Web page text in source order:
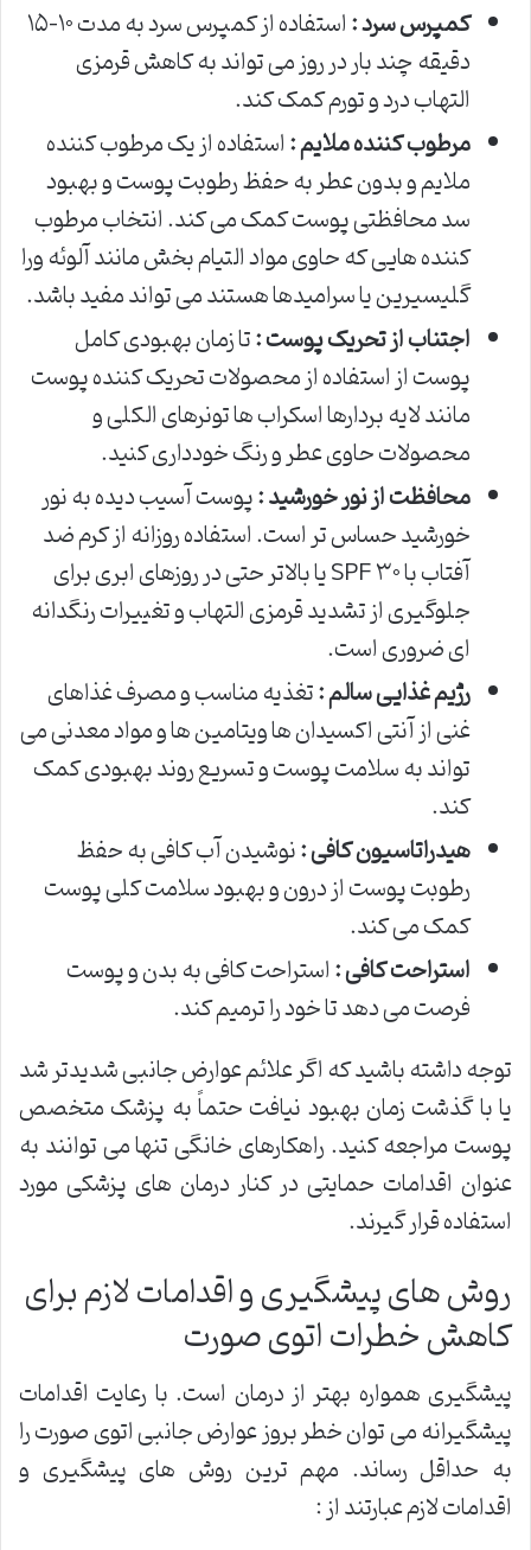
کمپرس سرد :
استفاده از کمپرس سرد به مدت ۱۰-۱۵
دقیقه چند بار در روز می تواند به کاهش قرمزی
التهاب درد و تورم کمک کند.
مرطوب کننده ملایم :استفاده از یک مرطوب کننده
ملایم و بدون عطر به حفظ رطوبت پوست و بهبود
سد محافظتی پوست کمک می کند. انتخاب مرطوب
کننده هایی که حاوی مواد التیام بخش مانند آلوئه ورا
گلیسیرین یا سرامیدها هستند می تواند مفید باشد.
اجتناب از تحریک پوست :تا زمان بهبودی کامل
پوست از استفاده از محصولات تحریک کننده پوست
مانند لایه بردارها اسکراب ها تونرهای الکلی و
محصولات حاوی عطر و رنگ خودداری کنید.
محافظت از نور خورشید :پوست آسیب دیده به نور
خورشید حساس تر است. استفاده روزانه از کرم ضد
آفتاب با SPF ۳۰ یا بالاتر حتی در روزهای ابری برای
جلوگیری از تشدید قرمزی التهاب و تغییرات رنگدانه
ای ضروری است.
رژیم غذایی سالم :تغذیه مناسب و مصرف غذاهای
غنی از آنتی اکسیدان ها ویتامین ها و مواد معدنی می
تواند به سلامت پوست و تسریع روند بهبودی کمک
کند.
هیدراتاسیون کافی :نوشیدن آب کافی به حفظ
رطوبت پوست از درون و بهبود سلامت کلی پوست
کمک می کند.
استراحت کافی :استراحت کافی به بدن و پوست
فرصت می دهد تا خود را ترمیم کند.
توجه داشته باشید که اگر علائم عوارض جانبی شدیدتر شد
یا با گذشت زمان بهبود نیافت حتماً به پزشک متخصص
پوست مراجعه کنید. راهکارهای خانگی تنها می توانند به
عنوان اقدامات حمایتی در کنار درمان های پزشکی مورد
استفاده قرار گیرند.
روش های پیشگیری و اقدامات لازم برای
کاهش خطرات اتوی صورت
پیشگیری همواره بهتر از درمان است. با رعایت اقدامات
پیشگیرانه می توان خطر بروز عوارض جانبی اتوی صورت را
به حداقل رساند. مهم ترین روش های پیشگیری و
اقدامات لازم عبارتند از :